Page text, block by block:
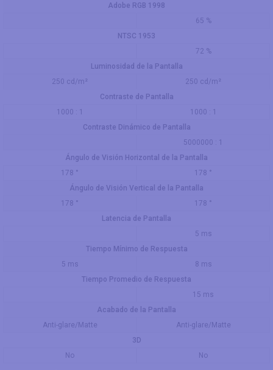
Adobe RGB 1998
65 %
NTSC 1953
72 %
Luminosidad de la Pantalla
250 cd/m²
250 cd/m²
Contraste de Pantalla
1000 : 1
1000 : 1
Contraste Dinámico de Pantalla
5000000 : 1
Ángulo de Visión Horizontal de la Pantalla
178 °
178 °
Ángulo de Visión Vertical de la Pantalla
178 °
178 °
Latencia de Pantalla
5 ms
Tiempo Mínimo de Respuesta
5 ms
8 ms
Tiempo Promedio de Respuesta
15 ms
Acabado de la Pantalla
Anti-glare/Matte
Anti-glare/Matte
3D
No
No